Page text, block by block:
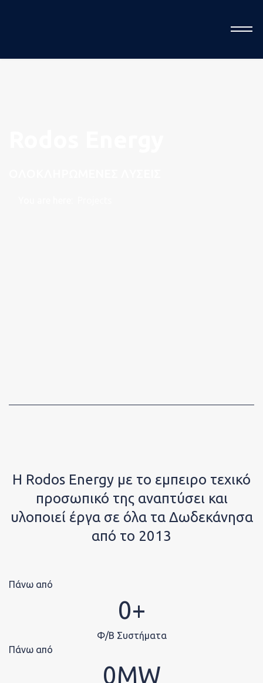
Νέα
H Rodos Energy με το εμπειρο τεχικό
προσωπικό της αναπτύσει και
υλοποιεί έργα σε όλα τα Δωδεκάνησα
από το 2013
Πάνω από
0
Φ/Β Συστήματα
Πάνω από
0